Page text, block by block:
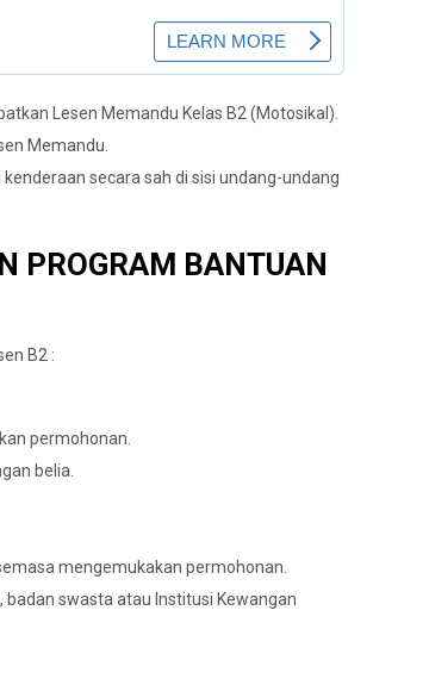
Lesen Memandu Kelas B2 (Motosikal).
Memandu.
secara sah di sisi undang-undang
PROGRAM BANTUAN
B2 :
permohonan.
belia.
mengemukakan permohonan.
swasta atau Institusi Kewangan